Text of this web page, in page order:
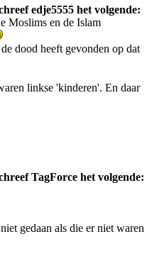
edje5555 het volgende:
Moslims en de Islam
dood heeft gevonden op dat
linkse 'kinderen'. En daar
TagForce het volgende:
gedaan als die er niet waren